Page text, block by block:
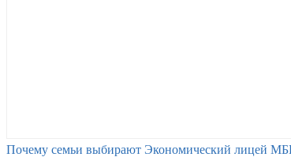
Почему семьи выбирают Экономический лицей